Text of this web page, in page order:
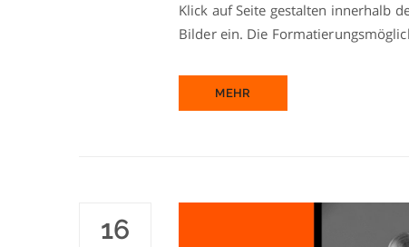
Klick auf Seite gestalten innerhalb
Bilder ein. Die
MEHR
16